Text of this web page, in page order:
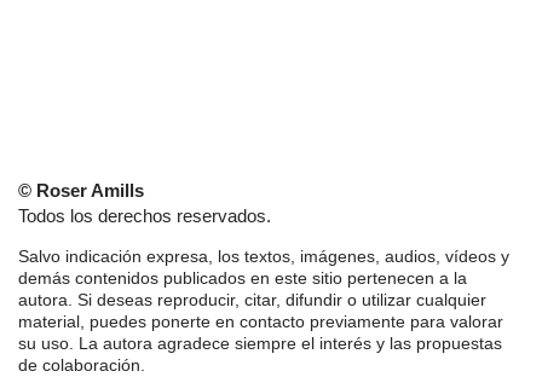
© Roser Amills
Todos los derechos reservados.
Salvo indicación expresa, los textos, imágenes, audios, vídeos y
demás contenidos publicados en este sitio pertenecen a la
autora. Si deseas reproducir, citar, difundir o utilizar cualquier
material, puedes ponerte en contacto previamente para valorar
su uso. La autora agradece siempre el interés y las propuestas
de colaboración.